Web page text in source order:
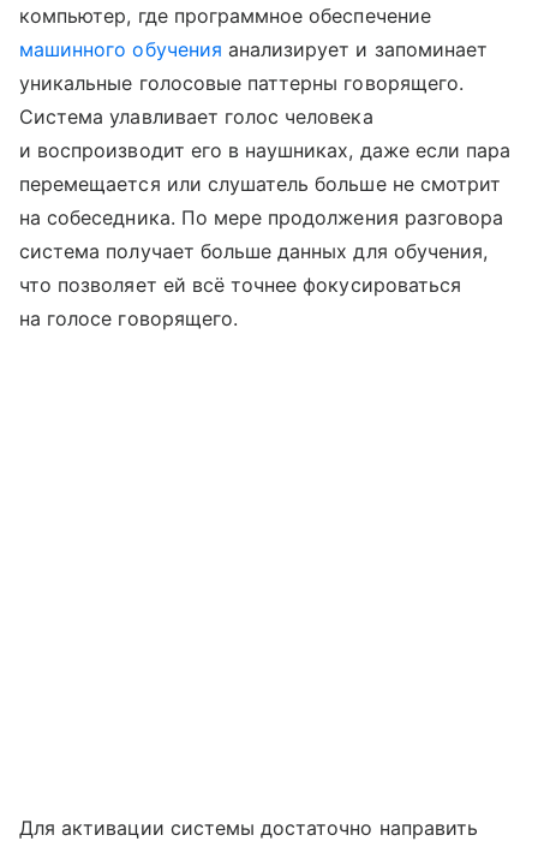
компьютер, где программное обеспечение
машинного обучения анализирует и запоминает
уникальные голосовые паттерны говорящего.
Система улавливает голос человека
и воспроизводит его в наушниках, даже если пара
перемещается или слушатель больше не смотрит
на собеседника. По мере продолжения разговора
система получает больше данных для обучения,
что позволяет ей всё точнее фокусироваться
на голосе говорящего.
Для активации системы достаточно направить